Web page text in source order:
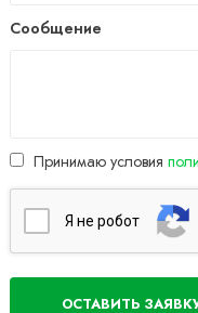
Сообщение
Принимаю условия
Я нe poбoт